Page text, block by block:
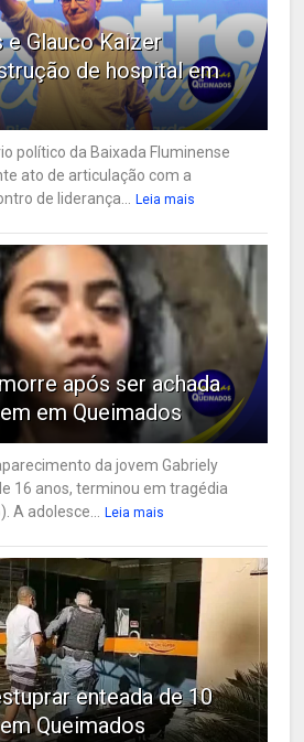
e Glauco Kaizer
de hospital em
político da Baixada Fluminense
ato de articulação com a
de liderança...
Leia mais
após ser achada
em Queimados
da jovem Gabriely
16 anos, terminou em tragédia
A adolesce...
Leia mais
enteada de 10
Queimados